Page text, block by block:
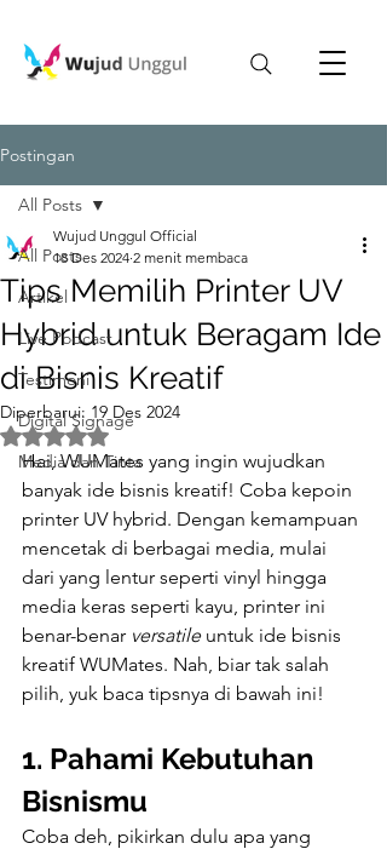
Postingan
All Posts
Artikel
Live Podcast
Testimoni
Digital Signage
Media dan Tinta
All Posts
Tips Memilih Printer UV
Hybrid untuk Beragam Ide
di Bisnis Kreatif
Wujud Unggul Official
18 Des 2024 2 menit membaca
Diperbarui: 19 Des 2024
Dinilai NaN dari 5 bintang.
Hai, WUMates yang ingin wujudkan
banyak ide bisnis kreatif! Coba kepoin
printer UV hybrid. Dengan kemampuan
mencetak di berbagai media, mulai
dari yang lentur seperti vinyl hingga
media keras seperti kayu, printer ini
benar-benar versatile untuk ide bisnis
kreatif WUMates. Nah, biar tak salah
pilih, yuk baca tipsnya di bawah ini!
1. Pahami Kebutuhan
Bisnismu
Coba deh, pikirkan dulu apa yang